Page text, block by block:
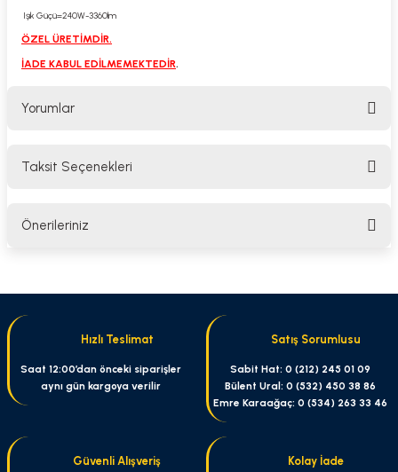
Işık Güçü=240W-3360lm
ÖZEL ÜRETİMDİR.
İADE KABUL EDİLMEMEKTEDİR.
Yorumlar
Taksit Seçenekleri
Önerileriniz
Görüş ve önerileriniz için teşekkür ederiz.
Ürün resmi kalitesiz, bozuk veya görüntülenemiyor.
Ürün açıklamasında eksik bilgiler bulunuyor.
Ürün fiyatı diğer sitelerden daha pahalı.
Bu ürüne benzer farklı alternatifler olmalı.
Hızlı Teslimat
Saat 12:00’dan önceki siparişler
aynı gün kargoya verilir
Satış Sorumlusu
Sabit Hat: 0 (212) 245 01 09
Bülent Ural: 0 (532) 450 38 86
Emre Karaağaç: 0 (534) 263 33 46
Güvenli Alışveriş Kolay İade